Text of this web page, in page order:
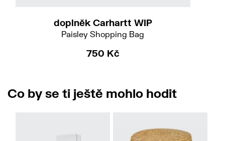
doplněk Carhartt WIP
Paisley Shopping Bag
750 Kč
Co by se ti ještě mohlo hodit